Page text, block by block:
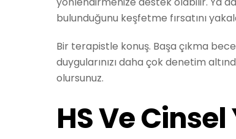
bulunduğunu keşfetme fırsatını
Bir terapistle konuş. Başa çıkma
duygularınızı daha çok denetim
olursunuz.
HS Ve